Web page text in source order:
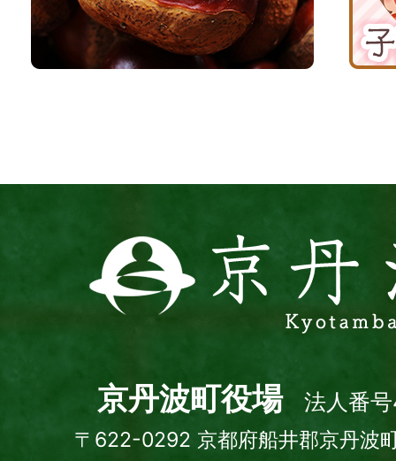
京
応
援
丹
波
town
京丹波町役場 法人番
〒622-0292 京都府船井郡京丹波